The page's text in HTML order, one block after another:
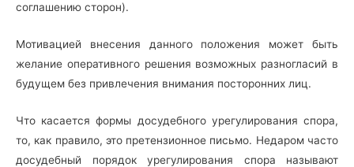
соглашению сторон).
Мотивацией внесения данного положения может быть
желание оперативного решения возможных разногласий в
будущем без привлечения внимания посторонних лиц.
Что касается формы досудебного урегулирования спора,
то, как правило, это претензионное письмо. Недаром часто
досудебный порядок урегулирования спора называют